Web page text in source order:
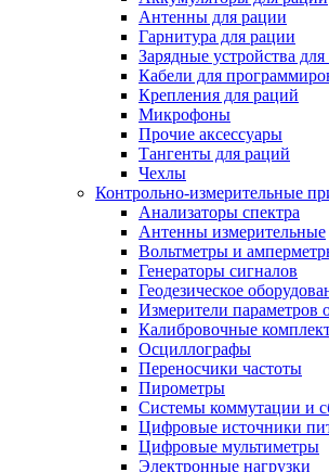
Антенны для рации
Гарнитура для рации
Зарядные устройства
Кабели для
Крепления для раций
Микрофоны
Прочие аксессуары
Тангенты для раций
Чехлы
Контрольно-измерительные
Анализаторы спектра
Антенны измерительные
Вольтметры и
Генераторы сигналов
Геодезическое
Измерители
Калибровочные
Осциллографы
Переносчики частоты
Пирометры
Системы коммутации и
Цифровые источники
Цифровые мультиметры
Электронные нагрузки